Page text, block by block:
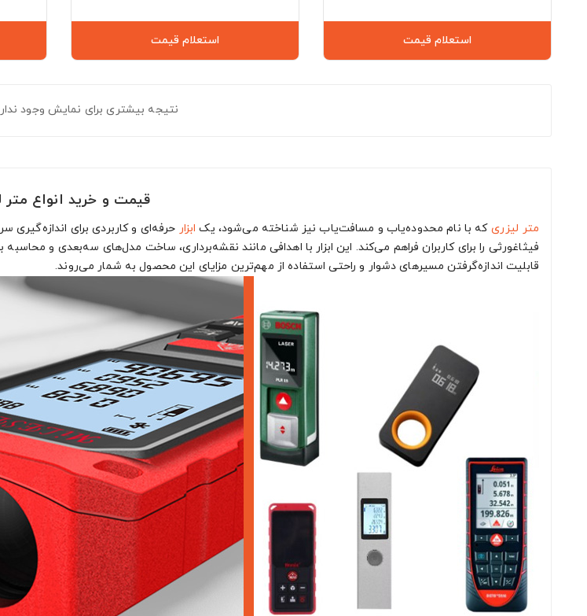
استعلام قیمت استعلام قیمت
نتیجه بیشتری برای نمایش وجود
قیمت و خرید انواع متر
متر لیزری که با نام محدوده‌یاب و مسافت‌یاب نیز شناخته می‌شود، یک ابزار حرفه‌ای و کاربردی برای
فیثاغورثی را برای کاربران فراهم می‌کند. این ابزار با اهدافی مانند نقشه‌برداری، ساخت مدل‌های سه‌بعدی و
قابلیت اندازه‌گرفتن مسیرهای دشوار و راحتی استفاده از مهم‌ترین مزایای این محصول به شمار می‌روند.